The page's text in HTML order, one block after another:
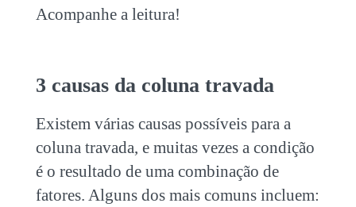
Acompanhe a leitura!
3 causas da coluna travada
Existem várias causas possíveis para a
coluna travada, e muitas vezes a condição
é o resultado de uma combinação de
fatores. Alguns dos mais comuns incluem: